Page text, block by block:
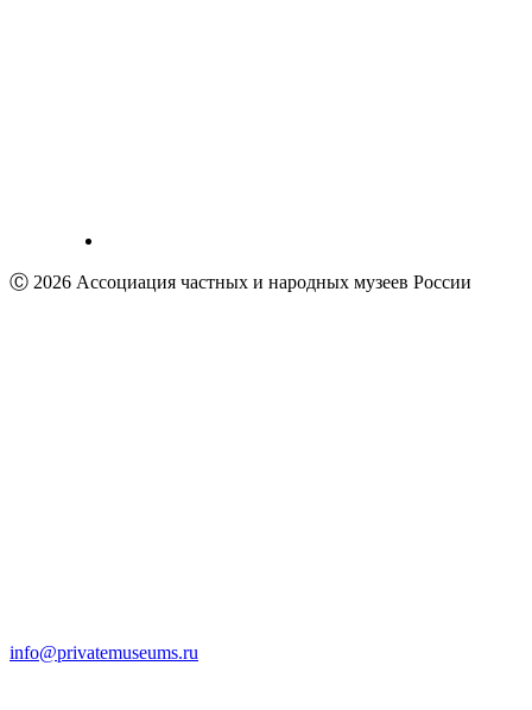
Ⓒ 2026 Ассоциация частных и народных музеев России
info@privatemuseums.ru